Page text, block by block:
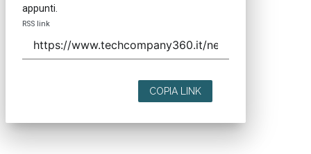
appunti.
RSS link
COPIA LINK